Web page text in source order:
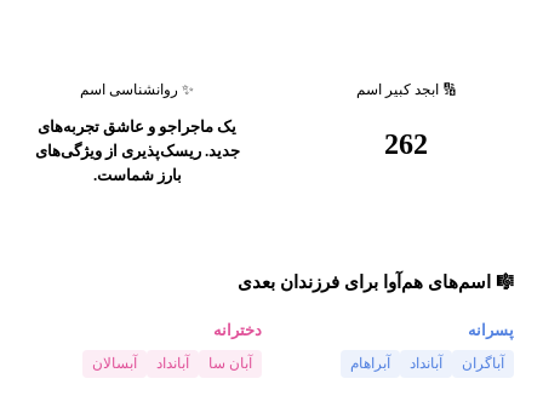
🔢 ابجد کبیر اسم
262
✨ روانشناسی اسم
یک ماجراجو و عاشق تجربه‌های
جدید. ریسک‌پذیری از ویژگی‌های
بارز شماست.
🎼 اسم‌های هم‌آوا برای فرزندان بعدی
پسرانه
آباگران آبانداد آبراهام
دخترانه
آبان سا آبانداد آبسالان